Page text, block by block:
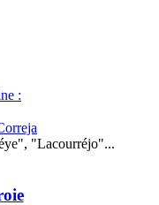
:
"Lacourréjo"...